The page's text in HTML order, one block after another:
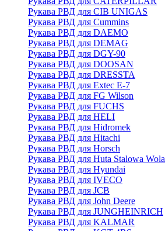
Рукава РВД для CIB UNIGAS
Рукава РВД для Cummins
Рукава РВД для DAEMO
Рукава РВД для DEMAG
Рукава РВД для DGY-90
Рукава РВД для DOOSAN
Рукава РВД для DRESSTA
Рукава РВД для Extec E-7
Рукава РВД для FG Wilson
Рукава РВД для FUCHS
Рукава РВД для HELI
Рукава РВД для Hidromek
Рукава РВД для Hitachi
Рукава РВД для Horsch
Рукава РВД для Huta Stalowa Wola
Рукава РВД для Hyundai
Рукава РВД для IVECO
Рукава РВД для JCB
Рукава РВД для John Deere
Рукава РВД для JUNGHEINRICH
Рукава РВД для KALMAR